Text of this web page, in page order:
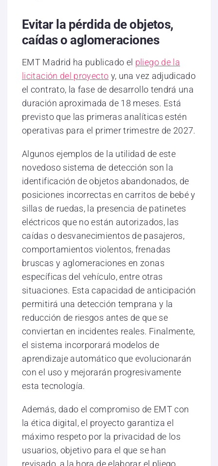
Evitar la pérdida de objetos,
caídas o aglomeraciones
EMT Madrid ha publicado el pliego de la
licitación del proyecto y, una vez adjudicado
el contrato, la fase de desarrollo tendrá una
duración aproximada de 18 meses. Está
previsto que las primeras analíticas estén
operativas para el primer trimestre de 2027.
Algunos ejemplos de la utilidad de este
novedoso sistema de detección son la
identificación de objetos abandonados, de
posiciones incorrectas en carritos de bebé y
sillas de ruedas, la presencia de patinetes
eléctricos que no están autorizados, las
caídas o desvanecimientos de pasajeros,
comportamientos violentos, frenadas
bruscas y aglomeraciones en zonas
específicas del vehículo, entre otras
situaciones. Esta capacidad de anticipación
permitirá una detección temprana y la
reducción de riesgos antes de que se
conviertan en incidentes reales. Finalmente,
el sistema incorporará modelos de
aprendizaje automático que evolucionarán
con el uso y mejorarán progresivamente
esta tecnología.
Además, dado el compromiso de EMT con
la ética digital, el proyecto garantiza el
máximo respeto por la privacidad de los
usuarios, objetivo para el que se han
revisado, a la hora de elaborar el pliego,